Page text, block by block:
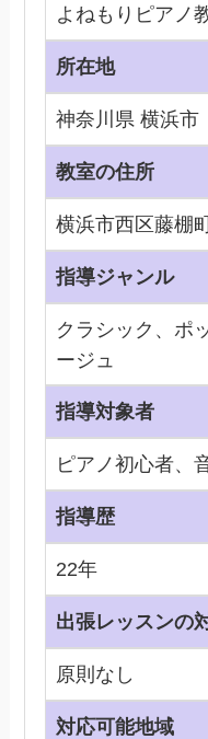
よねもりピアノ
所在地
神奈川県 横浜市
教室の住所
横浜市西区藤棚
指導ジャンル
クラシック、ポ
ージュ
指導対象者
ピアノ初心者、
指導歴
22年
出張レッスンの
原則なし
対応可能地域